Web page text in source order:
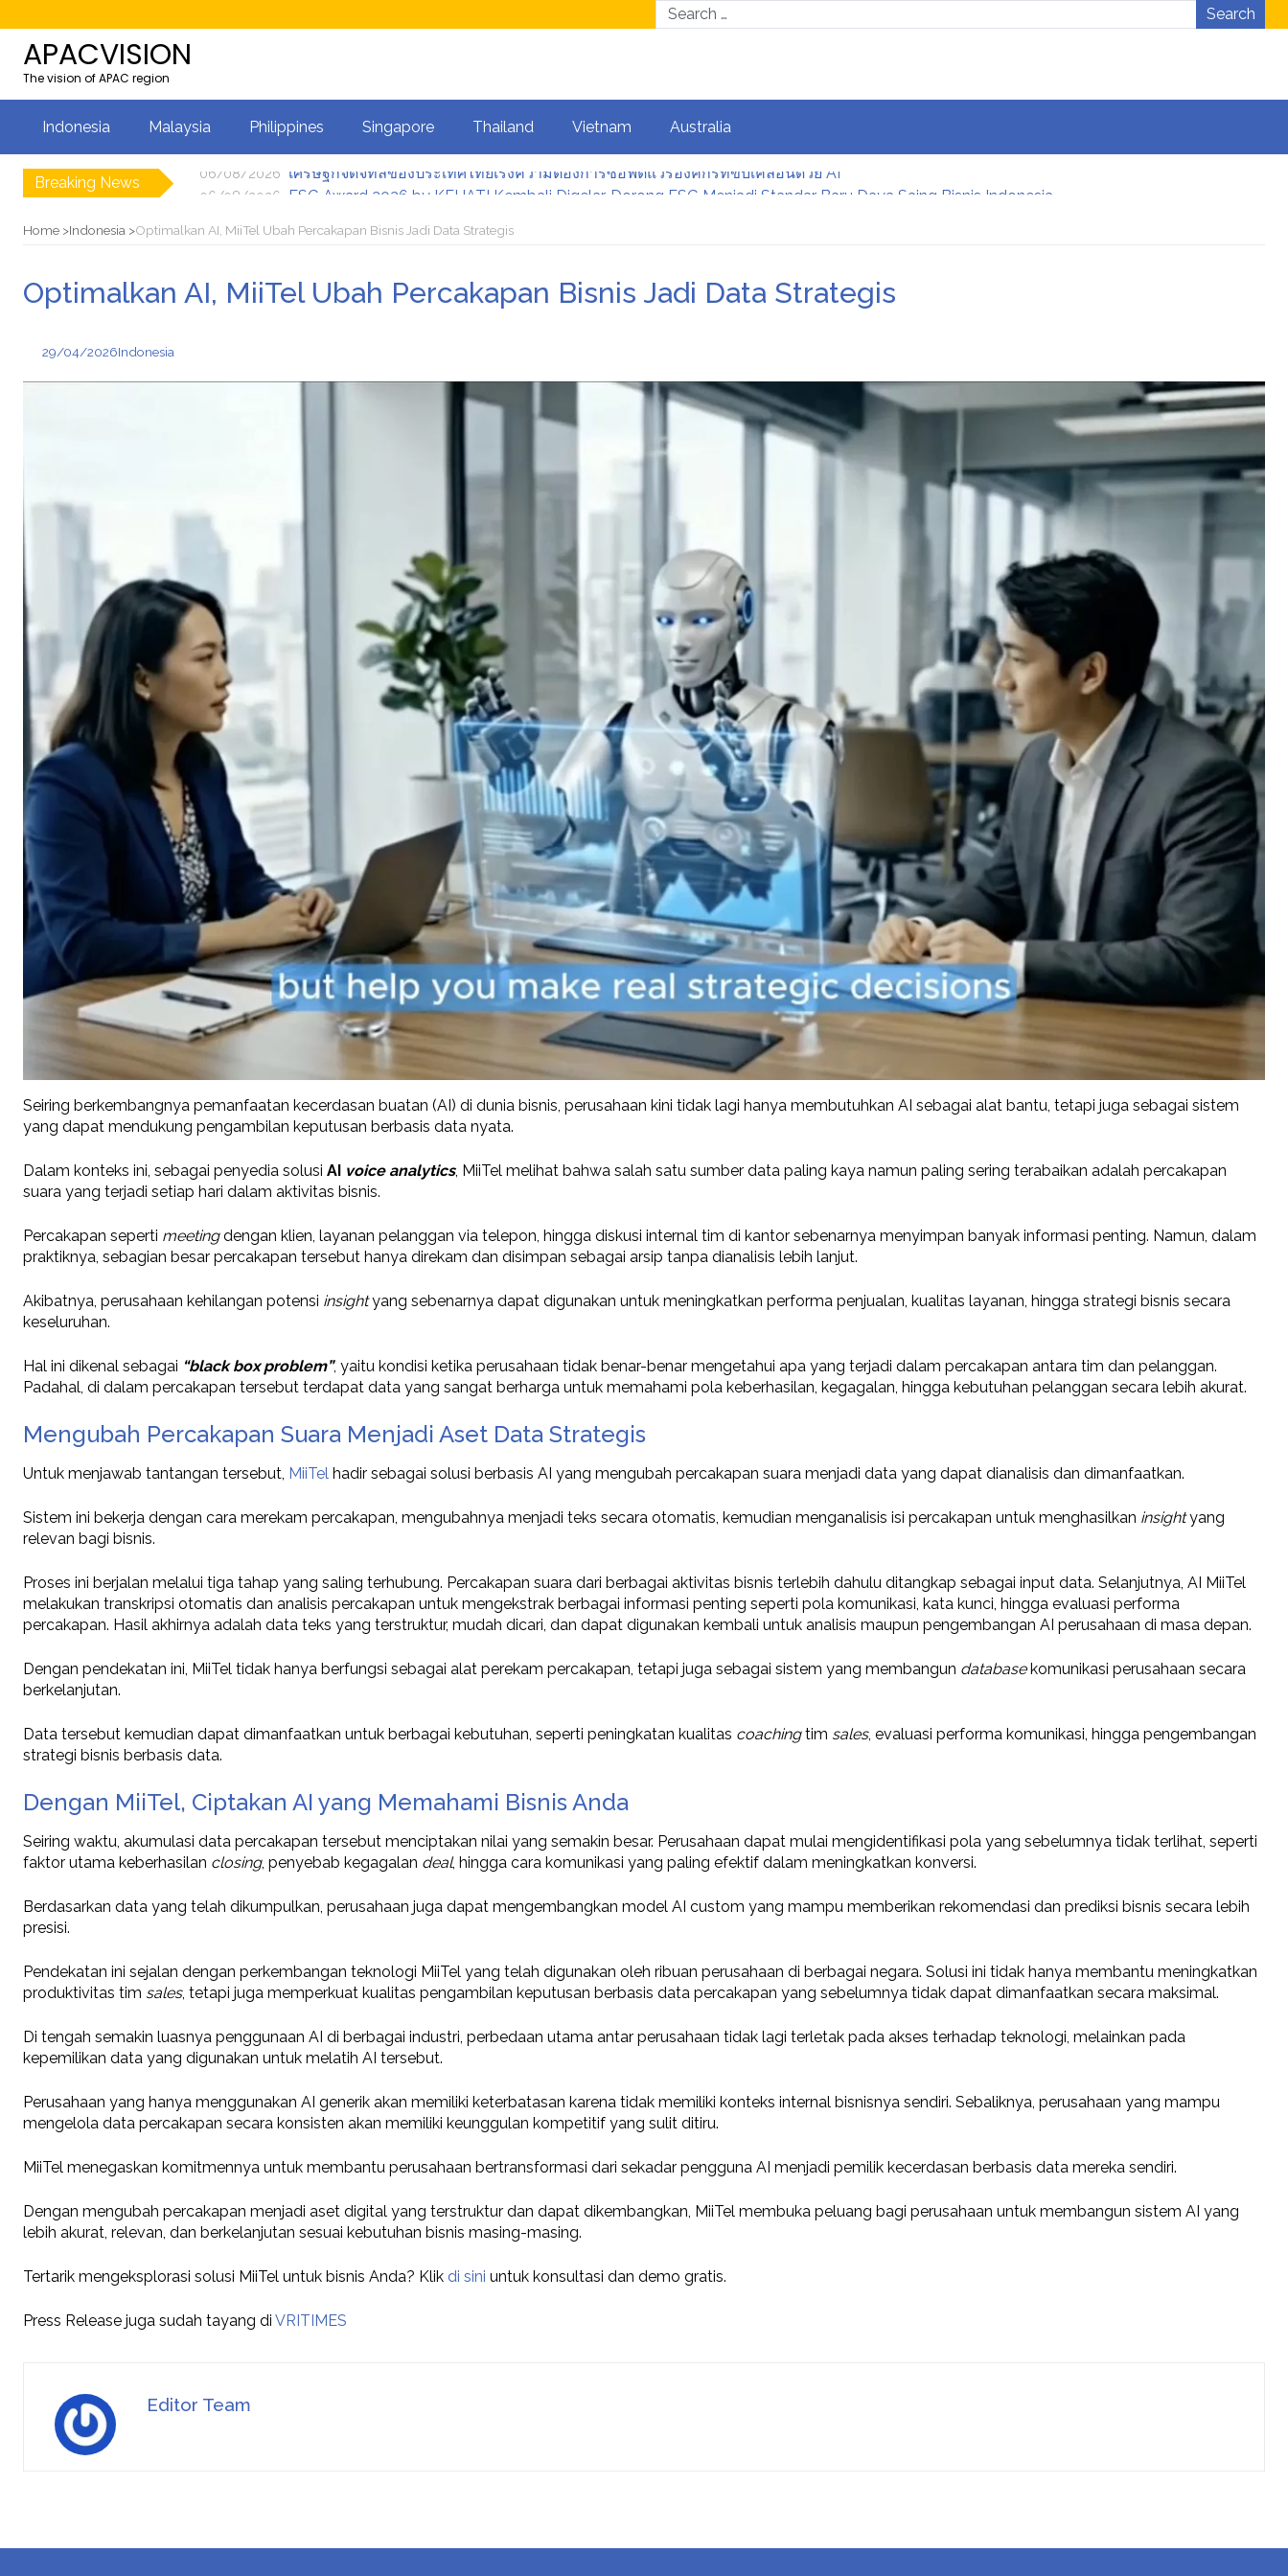
Search
APACVISION
The vision of APAC region
Indonesia Malaysia Philippines Singapore Thailand Vietnam Australia
Breaking News 06/08/2026 ESG Award 2026 by KEHATI Kembali Digelar, Dorong ESG Menjadi Standar Baru Daya Saing Bisnis Indonesia
06/08/2026 Ribuan Calon Mahasiswa Datangi & Daftar BINUS University, Wujudkan Langkah Awal Menuju Karier Global
06/08/2026 เศรษฐกิจดิจิทัลของประเทศไทยเร่งความต้องการซอฟต์แวร์องค์กรที่ขับเคลื่อนด้วย AI
Home Indonesia Optimalkan AI, MiiTel Ubah Percakapan Bisnis Jadi Data Strategis
Optimalkan AI, MiiTel Ubah Percakapan Bisnis Jadi Data Strategis
29/04/2026Indonesia
Seiring berkembangnya pemanfaatan kecerdasan buatan (AI) di dunia bisnis, perusahaan kini tidak lagi hanya membutuhkan AI sebagai alat bantu, tetapi juga sebagai sistem
yang dapat mendukung pengambilan keputusan berbasis data nyata.
Dalam konteks ini, sebagai penyedia solusi AI voice analytics, MiiTel melihat bahwa salah satu sumber data paling kaya namun paling sering terabaikan adalah percakapan
suara yang terjadi setiap hari dalam aktivitas bisnis.
Percakapan seperti meetingdengan klien, layanan pelanggan via telepon, hingga diskusi internal tim di kantor sebenarnya menyimpan banyak informasi penting. Namun, dalam
praktiknya, sebagian besar percakapan tersebut hanya direkam dan disimpan sebagai arsip tanpa dianalisis lebih lanjut.
Akibatnya, perusahaan kehilangan potensi insightyang sebenarnya dapat digunakan untuk meningkatkan performa penjualan, kualitas layanan, hingga strategi bisnis secara
keseluruhan.
Hal ini dikenal sebagai “black box problem”, yaitu kondisi ketika perusahaan tidak benar-benar mengetahui apa yang terjadi dalam percakapan antara tim dan pelanggan.
Padahal, di dalam percakapan tersebut terdapat data yang sangat berharga untuk memahami pola keberhasilan, kegagalan, hingga kebutuhan pelanggan secara lebih akurat.
Mengubah Percakapan Suara Menjadi Aset Data Strategis
Untuk menjawab tantangan tersebut, MiiTel hadir sebagai solusi berbasis AI yang mengubah percakapan suara menjadi data yang dapat dianalisis dan dimanfaatkan.
Sistem ini bekerja dengan cara merekam percakapan, mengubahnya menjadi teks secara otomatis, kemudian menganalisis isi percakapan untuk menghasilkan insightyang
relevan bagi bisnis.
Proses ini berjalan melalui tiga tahap yang saling terhubung. Percakapan suara dari berbagai aktivitas bisnis terlebih dahulu ditangkap sebagai input data. Selanjutnya, AI MiiTel
melakukan transkripsi otomatis dan analisis percakapan untuk mengekstrak berbagai informasi penting seperti pola komunikasi, kata kunci, hingga evaluasi performa
percakapan. Hasil akhirnya adalah data teks yang terstruktur, mudah dicari, dan dapat digunakan kembali untuk analisis maupun pengembangan AI perusahaan di masa depan.
Dengan pendekatan ini, MiiTel tidak hanya berfungsi sebagai alat perekam percakapan, tetapi juga sebagai sistem yang membangun databasekomunikasi perusahaan secara
berkelanjutan.
Data tersebut kemudian dapat dimanfaatkan untuk berbagai kebutuhan, seperti peningkatan kualitas coachingtim sales, evaluasi performa komunikasi, hingga pengembangan
strategi bisnis berbasis data.
Dengan MiiTel, Ciptakan AI yang Memahami Bisnis Anda
Seiring waktu, akumulasi data percakapan tersebut menciptakan nilai yang semakin besar. Perusahaan dapat mulai mengidentifikasi pola yang sebelumnya tidak terlihat, seperti
faktor utama keberhasilan closing, penyebab kegagalan deal, hingga cara komunikasi yang paling efektif dalam meningkatkan konversi.
Berdasarkan data yang telah dikumpulkan, perusahaan juga dapat mengembangkan model AI custom yang mampu memberikan rekomendasi dan prediksi bisnis secara lebih
presisi.
Pendekatan ini sejalan dengan perkembangan teknologi MiiTel yang telah digunakan oleh ribuan perusahaan di berbagai negara. Solusi ini tidak hanya membantu meningkatkan
produktivitas tim sales, tetapi juga memperkuat kualitas pengambilan keputusan berbasis data percakapan yang sebelumnya tidak dapat dimanfaatkan secara maksimal.
Di tengah semakin luasnya penggunaan AI di berbagai industri, perbedaan utama antar perusahaan tidak lagi terletak pada akses terhadap teknologi, melainkan pada
kepemilikan data yang digunakan untuk melatih AI tersebut.
Perusahaan yang hanya menggunakan AI generik akan memiliki keterbatasan karena tidak memiliki konteks internal bisnisnya sendiri. Sebaliknya, perusahaan yang mampu
mengelola data percakapan secara konsisten akan memiliki keunggulan kompetitif yang sulit ditiru.
MiiTel menegaskan komitmennya untuk membantu perusahaan bertransformasi dari sekadar pengguna AI menjadi pemilik kecerdasan berbasis data mereka sendiri.
Dengan mengubah percakapan menjadi aset digital yang terstruktur dan dapat dikembangkan, MiiTel membuka peluang bagi perusahaan untuk membangun sistem AI yang
lebih akurat, relevan, dan berkelanjutan sesuai kebutuhan bisnis masing-masing.
Tertarik mengeksplorasi solusi MiiTel untuk bisnis Anda? Klik di sini untuk konsultasi dan demo gratis.
Press Release juga sudah tayang di VRITIMES
Editor Team